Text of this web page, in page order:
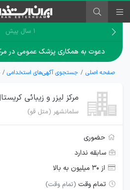
۱ سال پیش
دعوت به همکاری پزشک عمومی در مرکز
صفحه اصلی جستجوی آگهی‌های استخدامی
مرکز لیزر و زیبائی
سلمانشهر (متل قو)
حضوری
سابقه ندارد
از ۳۰ میلیون به بالا
تمام وقت (تمام وقت)